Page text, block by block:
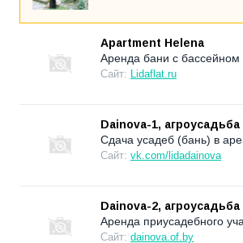
Apartment Helena
Аренда бани с
Сайт: Lidaflat.ru
Dainova-1, агроусадьба
Сдача усадеб (бань) в
Сайт: vk.com/lidadainova
Dainova-2, агроусадьба
Аренда приусадебного
Сайт: dainova.of.by